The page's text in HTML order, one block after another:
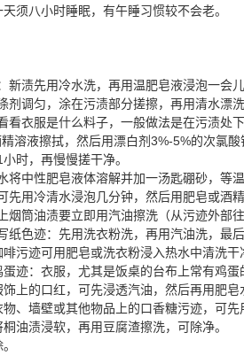
须八小时睡眠，有午睡习惯较不会老。
新渍先用冷水洗，再用温肥皂液浸泡一
剂调匀，涂在污渍部分搓擦，再用清水
看衣服是什么料子，一般做法是在污渍处
溶液擦拭，然后用漂白剂3%-5%的次氯
时，再慢慢搓干净。
将中性肥皂液体溶解并加一汤匙硼砂，
先用冷清水浸泡几分钟，然后用肥皂或
烟筒油渍要立即用汽油擦洗（从污迹外部
纸色迹：先用洗衣粉洗，再用汽油洗，最
污迹可用肥皂或洗衣粉浸入热水中清洗
迹：衣服，尤其是饭桌的台布上常有鸡
上的口红，可先浸透汽油，然后再用肥
、墙壁或其他物品上的口香糖污迹，可
油渍浸软，再用豆腐渣擦洗，可除净。